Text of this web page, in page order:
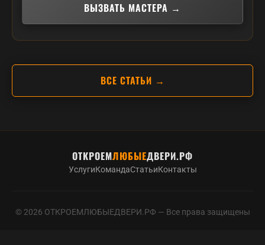
ВЫЗВАТЬ МАСТЕРА →
ВСЕ СТАТЬИ →
ОТКРОЕМЛЮБЫЕДВЕРИ.РФ
УслугиКомандаСтатьиКонтакты
© 2026 ОТКРОЕМЛЮБЫЕДВЕРИ.РФ — Все права защищены